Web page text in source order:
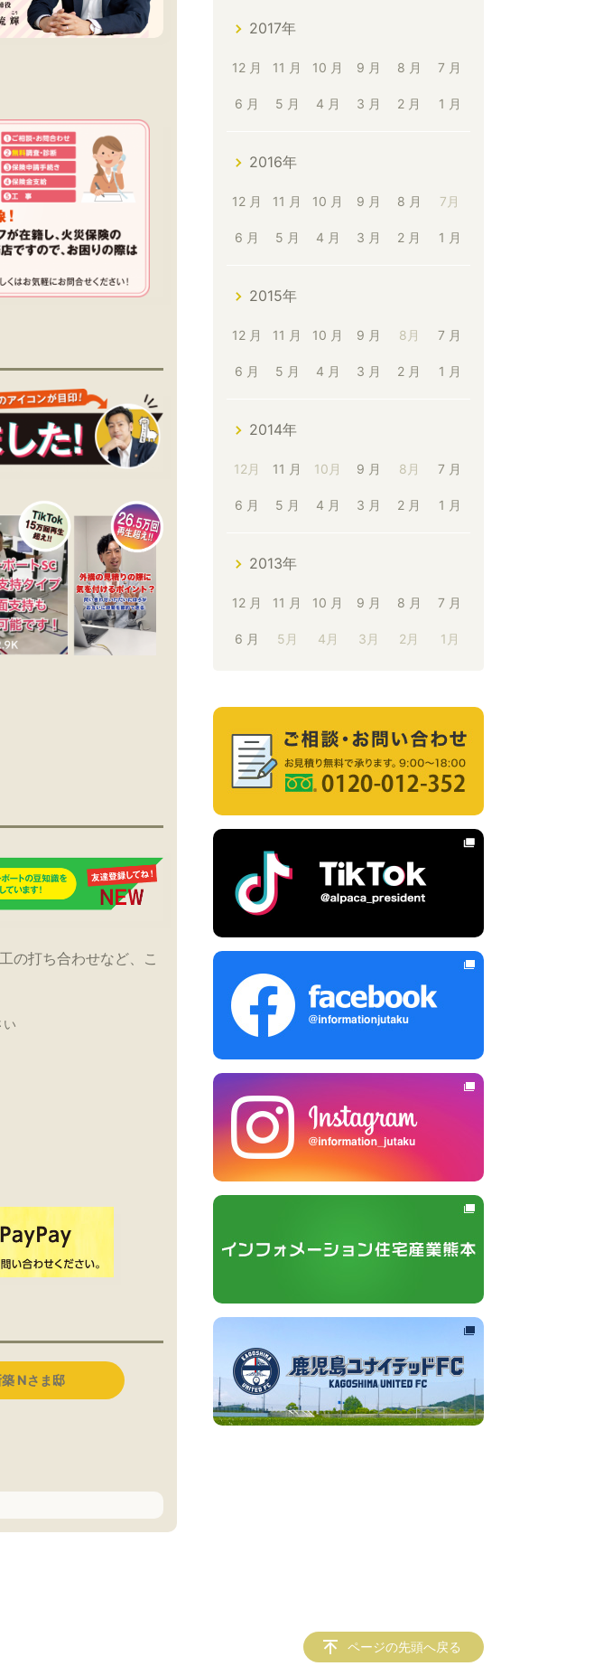
の打ち合わせなど、こ
い
Nさま邸
2017年
12 月 11 月 10 月 9 月 8 月 7 月
6 月 5 月 4 月 3 月 2 月 1 月
2016年
12 月 11 月 10 月 9 月 8 月 7月
6 月 5 月 4 月 3 月 2 月 1 月
2015年
12 月 11 月 10 月 9 月 8月 7 月
6 月 5 月 4 月 3 月 2 月 1 月
2014年
12月 11 月 10月 9 月 8月 7 月
6 月 5 月 4 月 3 月 2 月 1 月
2013年
12 月 11 月 10 月 9 月 8 月 7 月
6 月 5月 4月 3月 2月 1月
ページの先頭へ戻る